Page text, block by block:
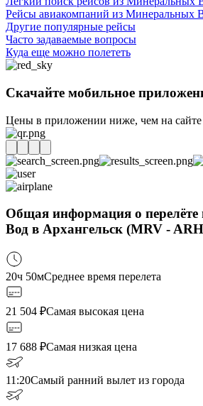
Рейсы авиакомпаний из Минеральных
Другие популярные рейсы
Часто задаваемые вопросы
Куда еще можно полететь
Скачайте мобильное
Цены в приложении ниже, чем на сайте
Общая информация о
Вод в Архангельск (MRV -
20ч 50мСреднее время перелета
21 504 ₽Самая высокая цена
17 688 ₽Самая низкая цена
11:20Самый ранний вылет из города